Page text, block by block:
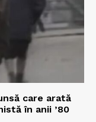
care arată
în anii ’80